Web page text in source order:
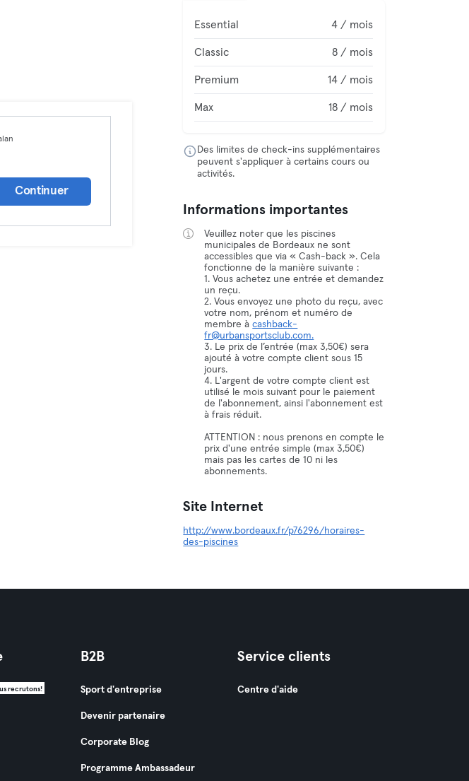
Continuer
Essential 4 / mois
Classic 8 / mois
Premium 14 / mois
Max 18 / mois
Des limites de check-ins supplémentaires
peuvent s'appliquer à certains cours ou
activités.
Informations importantes
Veuillez noter que les piscines
municipales de Bordeaux ne sont
accessibles que via « Cash-back ». Cela
fonctionne de la manière suivante :
1. Vous achetez une entrée et demandez
un reçu.
2. Vous envoyez une photo du reçu, avec
votre nom, prénom et numéro de
membre àcashback-
fr@urbansportsclub.com.
3. Le prix de l’entrée (max 3,50€) sera
ajouté à votre compte client sous 15
jours.
4. L'argent de votre compte client est
utilisé le mois suivant pour le paiement
de l'abonnement, ainsi l'abonnement est
à frais réduit.
ATTENTION : nous prenons en compte le
prix d'une entrée simple (max 3,50€)
mais pas les cartes de 10 ni les
abonnements.
Site Internet
http://www.bordeaux.fr/p76296/horaires-
des-piscines
recrutons!
B2B
Sport d'entreprise
Devenir partenaire
Corporate Blog
Programme Ambassadeur
Service clients
Centre d'aide